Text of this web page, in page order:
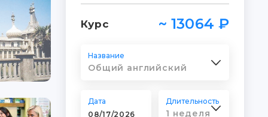
Курс ~ 13064 ₽
Название
Общий английский
Дата Длительность
1 неделя